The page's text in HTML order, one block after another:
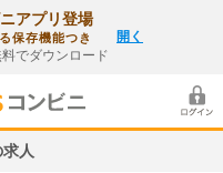
アプリ登場
保存機能つき
でダウンロード
開く
人